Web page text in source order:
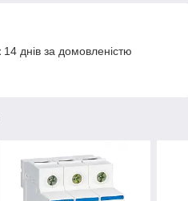
днів за домовленістю